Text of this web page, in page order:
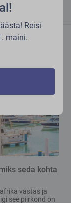
seda kohta
vastas ja
see piirkond on
Reisi
maini.